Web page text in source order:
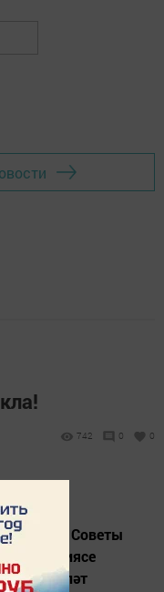
742 0 0
җирлеге Советы
продукциясе
дәүләт